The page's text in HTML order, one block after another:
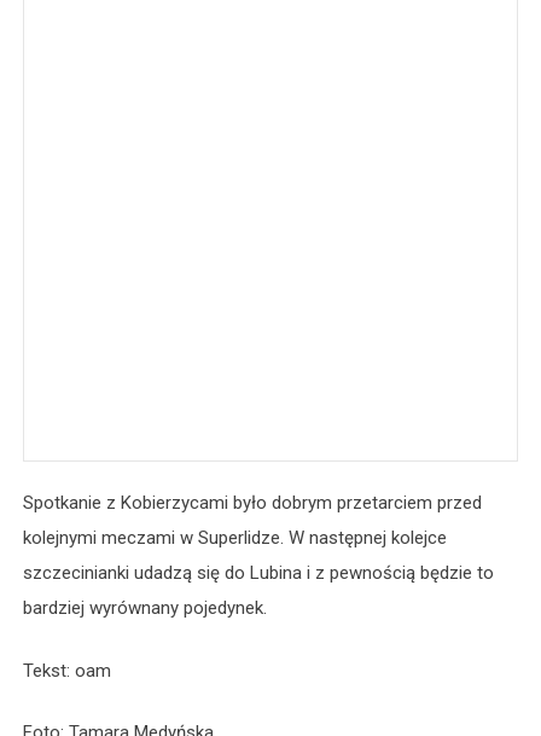
Spotkanie z Kobierzycami było dobrym przetarciem przed
kolejnymi meczami w Superlidze. W następnej kolejce
szczecinianki udadzą się do Lubina i z pewnością będzie to
bardziej wyrównany pojedynek.
Tekst: oam